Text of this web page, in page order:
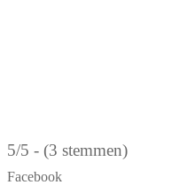
5/5 - (3 stemmen)
Facebook